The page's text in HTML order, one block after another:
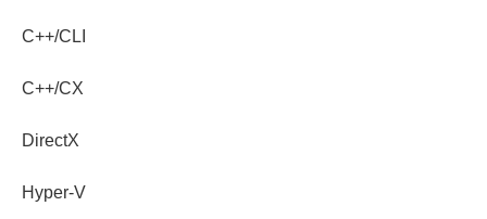
C++/CLI
C++/CX
DirectX
Hyper-V